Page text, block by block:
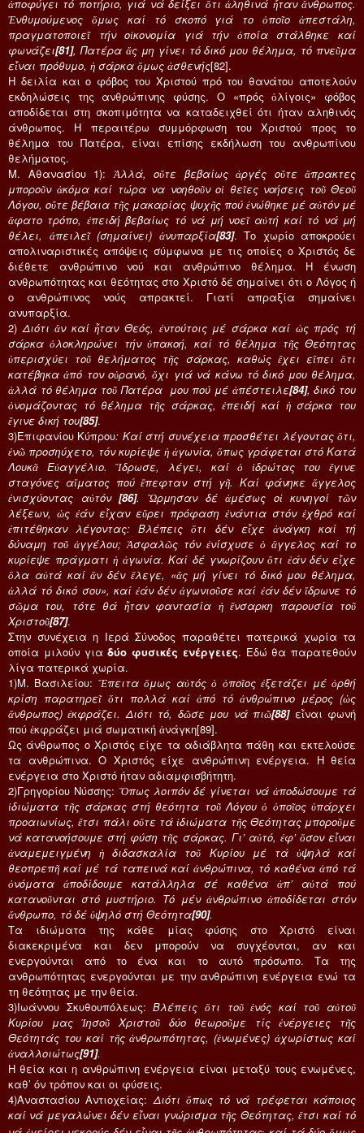
ἀποφύγει τό ποτήριο, γιά νά δείξει ὅτι ἀληθινά ἦταν ἄνθρωπος.
Ἐνθυμούμενος ὅμως καί τό σκοπό γιά το ὁποῖο ἀπεστάλη,
πραγματοποιεῖ τήν οἰκονομία γιά τήν ὁποία στάλθηκε καί
φωνάζει[81], Πατέρα ἄς μη γίνει τό δικό μου θέλημα, τό πνεῦμα
εἶναι πρόθυμο, ἡ σάρκα ὅμως ἀσθενής[82].
Η δειλία και ο φόβος του Χριστού πρό του θανάτου αποτελούν
εκδηλώσεις της ανθρώπινης φύσης. Ο «πρός ὀλίγοις» φόβος
αποδίδεται στη σκοπιμότητα να καταδειχθεί ότι ήταν αληθινός
άνθρωπος. Η περαιτέρω συμμόρφωση του Χριστού προς το
θέλημα του Πατέρα, είναι επίσης εκδήλωση του ανθρωπίνου
θελήματος.
Μ. Αθανασίου 1):Ἀλλά, οὔτε βεβαίως ἀργές οὔτε ἄπρακτες
μποροῦν ἀκόμα καί τώρα να νοηθοῦν οἱ θεῖες νοήσεις τοῦ Θεοῦ
Λόγου, οὔτε βέβαια τῆς μακαρίας ψυχῆς πού ἑνώθηκε μέ αὐτόν μέ
ἄφατο τρόπο, ἐπειδή βεβαίως τό νά μή νοεῖ αὐτή καί τό νά μή
θέλει, ἀπειλεῖ (σημαίνει) ἀνυπαρξία[83]. Το χωρίο αποκρούει
απολιναριστικές απόψεις σύμφωνα με τις οποίες ο Χριστός δε
διέθετε ανθρώπινο νού και ανθρώπινο θέλημα. Η ένωση
ανθρωπότητας και θεότητας στο Χριστό δέ σημαίνει ότι ο Λόγος ή
ο ανθρώπινος νούς απρακτεί. Γιατί απραξία σημαίνει
ανυπαρξία.
2)Διότι ἄν καί ἦταν Θεός, ἐντούτοις μέ σάρκα καί ὡς πρός τή
σάρκα ὁλοκληρώνει τήν ὑπακοή, καί τό θέλημα τῆς Θεότητας
ὑπερισχύει τοῦ θελήματος τῆς σάρκας, καθώς ἔχει εἴπει ὅτι
κατέβηκα ἀπό τον οὐρανό, ὄχι γιά νά κάνω τό δικό μου θέλημα,
ἀλλά τό θέλημα τοῦ Πατέρα μου πού μέ ἀπέστειλε[84], δικό του
ὀνομάζοντας τό θέλημα τῆς σάρκας, ἐπειδή καί ἡ σάρκα του
ἔγινε δική του[85].
3)Επιφανίου Κύπρου: Καί στή συνέχεια προσθέτει λέγοντας ὅτι,
ἐνῶ προσηύχετο, τόν κυρίεψε ἡ ἀγωνία, ὅπως γράφεται στό Κατά
Λουκᾶ Εὐαγγέλιο. Ἵδρωσε, λέγει, καί ὁ ἱδρώτας του ἔγινε
σταγόνες αἵματος πού ἔπεφταν στή γῆ. Καί φάνηκε ἄγγελος
ἐνισχύοντας αὐτόν[86]. Ὥρμησαν δέ ἀμέσως οἱ κυνηγοί τῶν
λέξεων, ὡς ἐάν εἶχαν εὕρει πρόφαση ἐνάντια στόν ἐχθρό καί
ἐπιτέθηκαν λέγοντας: Βλέπεις ὅτι δέν εἶχε ἀνάγκη καί τή
δύναμη τοῦ ἀγγέλου; Ἀσφαλῶς τόν ἐνίσχυσε ὁ ἄγγελος καί το
κυρίεψε πράγματι ἡ ἀγωνία. Καί δέ γνωρίζουν ὅτι ἐάν δέν εἶχε
ὅλα αὐτά καί ἄν δέν ἔλεγε, «ἄς μή γίνει τό δικό μου θέλημα,
ἀλλά τό δικό σου», καί ἐάν δέν ἀγωνιοῦσε καί ἐάν δέν ἵδρωνε τό
σῶμα του, τότε θά ἦταν φαντασία ἡ ἔνσαρκη παρουσία τοῦ
Χριστοῦ[87].
Στην συνέχεια η Ιερά Σύνοδος παραθέτει πατερικά χωρία τα
οποία μιλούν γιαδύο φυσικές ενέργειες. Εδώ θα παρατεθούν
λίγα πατερικά χωρία.
1)Μ. Βασιλείου: Ἔπειτα ὅμως αὐτός ὁ ὁποῖος ἐξετάζει μέ ὀρθή
κρίση παρατηρεῖ ὅτι πολλά καί ἀπό τό ἀνθρώπινο μέρος (ὡς
ἄνθρωπος) ἐκφράζει. Διότι τό, δῶσε μου νά πιῶ[88]εἶναι φωνή
πού ἐκφράζει μιά σωματική ἀνάγκη[89].
Ως άνθρωπος ο Χριστός είχε τα αδιάβλητα πάθη και εκτελούσε
τα ανθρώπινα. Ο Χριστός είχε ανθρώπινη ενέργεια. Η θεία
ενέργεια στο Χριστό ήταν αδιαμφισβήτητη.
2)Γρηγορίου Νύσσης: Ὅπως λοιπόν δέ γίνεται νά ἀποδώσουμε τά
ἰδιώματα τῆς σάρκας στή θεότητα τοῦ Λόγου ὁ ὁποῖος ὑπάρχει
προαιωνίως, ἔτσι πάλι οὔτε τά ἰδιώματα τῆς Θεότητας μποροῦμε
νά κατανοήσουμε στή φύση τῆς σάρκας. Γι’ αὐτό, ἐφ’ ὅσον εἶναι
ἀναμεμειγμένη ἡ διδασκαλία τοῦ Κυρίου μέ τά ὑψηλά καί
θεοπρεπῆ καί μέ τά ταπεινά καί ἀνθρώπινα, τό καθένα ἀπό τά
ὀνόματα ἀποδίδουμε κατάλληλα σέ καθένα ἀπ’ αὐτά πού
κατανοῦνται στό μυστήριο. Τό μέν ἀνθρώπινο ἀποδίδεται στόν
ἄνθρωπο, τό δέ ὑψηλό στή Θεότητα[90].
Τα ιδιώματα της κάθε μίας φύσης στο Χριστό είναι
διακεκριμένα και δεν μπορούν να συγχέονται, αν και
ενεργούνται από το ένα και το αυτό πρόσωπο. Τα της
ανθρωπότητας ενεργούνται με την ανθρώπινη ενέργεια ενώ τα
τη θεότητας με την θεία.
3)Ιωάννου Σκυθουπόλεως:Βλέπεις ὅτι τοῦ ἑνός καί τοῦ αὐτοῦ
Κυρίου μας Ἰησοῦ Χριστοῦ δύο θεωροῦμε τίς ἐνέργειες τῆς
Θεότητάς του καί τῆς ἀνθρωπότητας, (ἑνωμένες) ἀχωρίστως καί
ἀναλλοιώτως[91].
Η θεία και η ανθρώπινη ενέργεια είναι μεταξύ τους ενωμένες,
καθ’ όν τρόπον και οι φύσεις.
4)Αναστασίου Αντιοχείας:Διότι ὅπως τό νά τρέφεται κάποιος
καί νά μεγαλώνει δέν εἶναι γνώρισμα τῆς Θεότητας, ἔτσι καί τό